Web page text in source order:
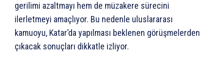
gerilimi azaltmayı hem de müzakere sürecini
ilerletmeyi amaçlıyor. Bu nedenle uluslararası
kamuoyu, Katar’da yapılması beklenen görüşmelerden
çıkacak sonuçları dikkatle izliyor.